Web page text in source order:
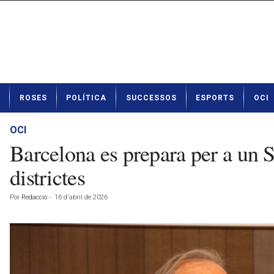
t
ROSES POLÍTICA SUCCESSOS ESPORTS OCI
OCI
Barcelona es prepara per a un
districtes
Por Redacció - 16 d'abril de 2026